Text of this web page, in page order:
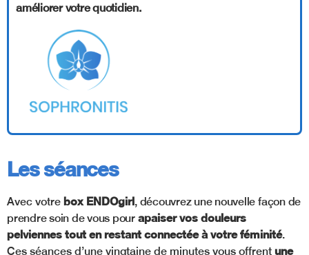
améliorer votre quotidien.
Les séances
Avec votre box ENDOgirl, découvrez une nouvelle façon de
prendre soin de vous pour apaiser vos douleurs
pelviennes tout en restant connectée à votre féminité.
Ces séances d’une vingtaine de minutes vous offrent une